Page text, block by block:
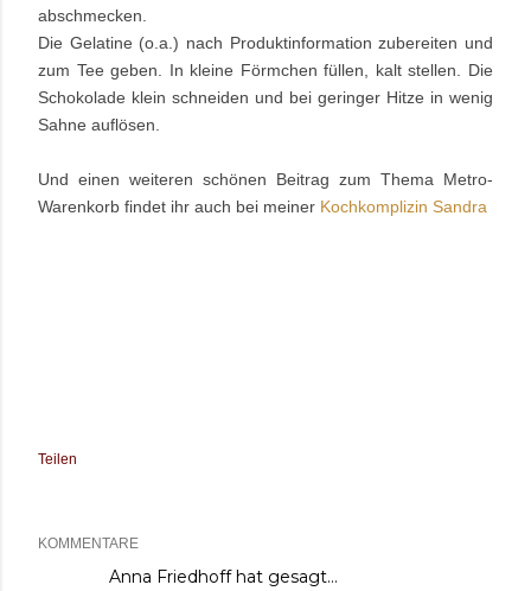
abschmecken.
Die Gelatine (o.a.) nach Produktinformation zubereiten und
zum Tee geben. In kleine Förmchen füllen, kalt stellen. Die
Schokolade klein schneiden und bei geringer Hitze in wenig
Sahne auflösen.
Und einen weiteren schönen Beitrag zum Thema Metro-
Warenkorb findet ihr auch bei meiner Kochkomplizin Sandra
Teilen
KOMMENTARE
Anna Friedhoffhat gesagt…